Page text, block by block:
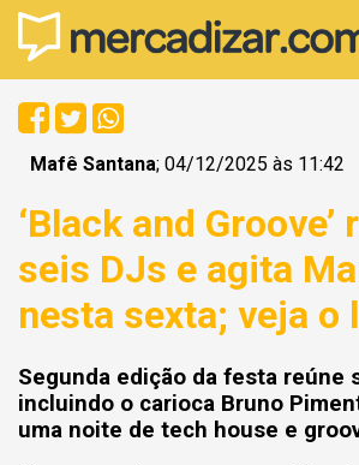
Mafê Santana; 04/12/2025 às 11:42
‘Black and Groove’
seis DJs e agita
nesta sexta; veja o
Segunda edição da festa reúne
incluindo o carioca Bruno
uma noite de tech house e